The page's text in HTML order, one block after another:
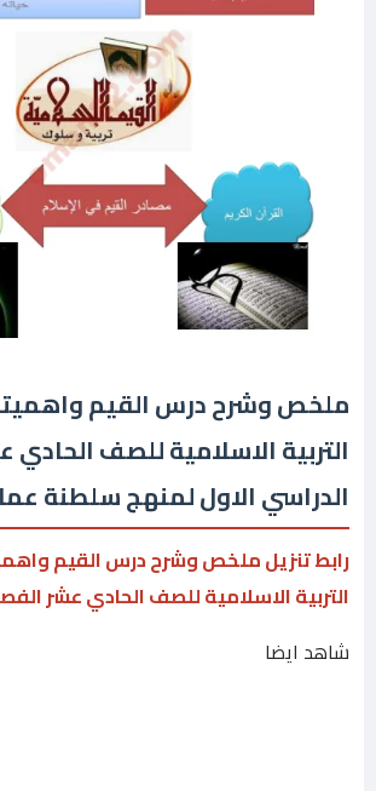
ملخص وشرح درس القيم
التربية الاسلامية للصف
الدراسي الاول لمنهج سلطنة
رابط تنزيل ملخص وشرح درس القيم
التربية الاسلامية للصف الحادي عشر
شاهد ايضا